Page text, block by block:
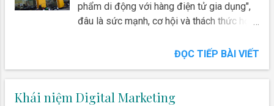
phẩm di động với hàng điện tử gia dụng",
đâu là sức mạnh, cơ hội và thách thức họ
tỉ doanh thu có tái định vị thương hiệu
ĐỌC TIẾP BÀI VIẾT
Khái niệm Digital Marketing